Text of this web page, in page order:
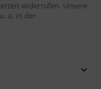
widerrufen. Unsere
a. in der
